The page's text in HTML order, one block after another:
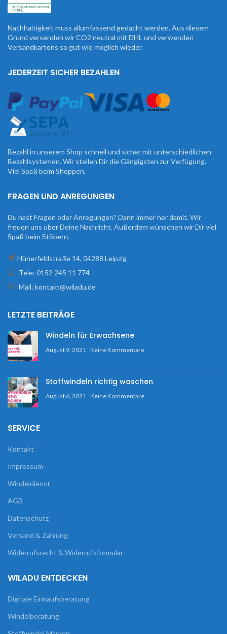
Nachhaltigkeit muss allumfassend gedacht werden. Aus diesem
Grund versenden wir CO2 neutral mit DHL und verwenden
Versandkartons so gut wie möglich wieder.
JEDERZEIT SICHER BEZAHLEN
Bezahl in unserem Shop schnell und sicher mit unterschiedlichen
Bezahlsystemen. Wir stellen Dir die Gängigsten zur Verfügung.
Viel Spaß beim Shoppen.
FRAGEN UND ANREGUNGEN
Du hast Fragen oder Anregungen? Dann immer her damit. Wir
freuen uns über Deine Nachricht. Außerdem wünschen wir Dir viel
Spaß beim Stöbern.
Hünerfeldstraße 14, 04288 Leipzig
Tele: 0152 245 11 774
Mail: kontakt@wiladu.de
LETZTE BEITRÄGE
Windeln für Erwachsene
August 9, 2021 Keine Kommentare
Stoffwindeln richtig waschen
August 6, 2021 Keine Kommentare
SERVICE
Kontakt
Impressum
Windeldienst
AGB
Datenschutz
Versand & Zahlung
Widerrufsrecht & Widerrufsformular
WILADU ENTDECKEN
Digitale Einkaufsberatung
Windelberatung